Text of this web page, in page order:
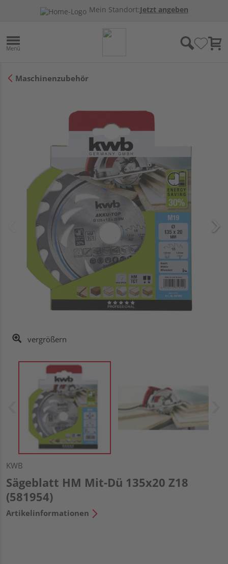
Mein Standort:Jetzt angeben
Maschinenzubehör
vergrößern
KWB
Sägeblatt HM Mit-Dü 135x20 Z18
(581954)
Artikelinformationen